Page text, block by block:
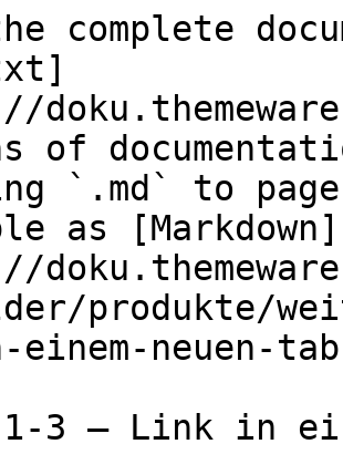
complete
of
`.md` to
as [Markdown]
produkte/
neuen-
3 – Link in